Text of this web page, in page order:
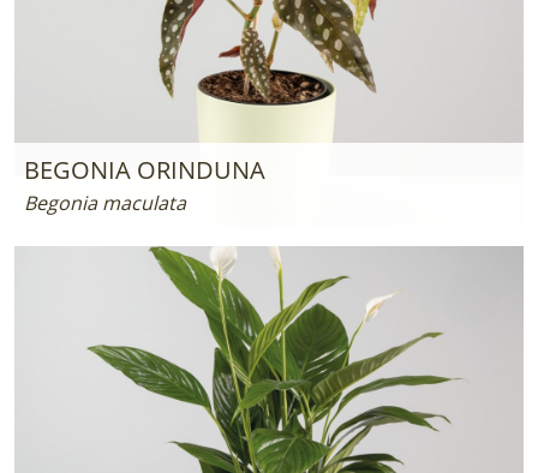
BEGONIA ORINDUNA
Begonia maculata